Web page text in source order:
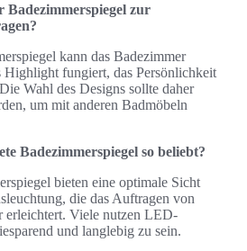
Badezimmerspiegel zur
kann das Badezimmer
Highlight fungiert, das Persönlichkeit
Wahl des Designs sollte daher
um mit anderen Badmöbeln
Badezimmerspiegel so beliebt?
bieten eine optimale Sicht
die das Auftragen von
erleichtert. Viele nutzen LED-
und langlebig zu sein.